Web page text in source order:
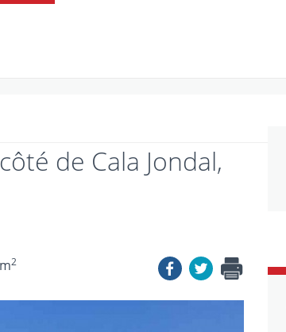
de Cala Jondal,
2